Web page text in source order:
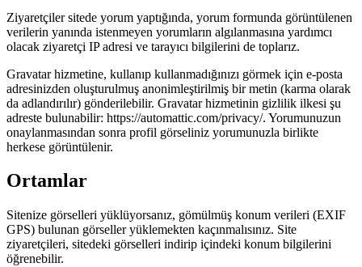
Ziyaretçiler sitede yorum yaptığında, yorum formunda görüntülenen
verilerin yanında istenmeyen yorumların algılanmasına yardımcı
olacak ziyaretçi IP adresi ve tarayıcı bilgilerini de toplarız.
Gravatar hizmetine, kullanıp kullanmadığınızı görmek için e-posta
adresinizden oluşturulmuş anonimleştirilmiş bir metin (karma olarak
da adlandırılır) gönderilebilir. Gravatar hizmetinin gizlilik ilkesi şu
adreste bulunabilir: https://automattic.com/privacy/. Yorumunuzun
onaylanmasından sonra profil görseliniz yorumunuzla birlikte
herkese görüntülenir.
Ortamlar
Sitenize görselleri yüklüyorsanız, gömülmüş konum verileri (EXIF
GPS) bulunan görseller yüklemekten kaçınmalısınız. Site
ziyaretçileri, sitedeki görselleri indirip içindeki konum bilgilerini
öğrenebilir.